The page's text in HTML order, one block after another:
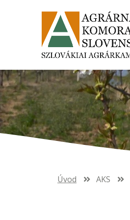
Úvod AKS